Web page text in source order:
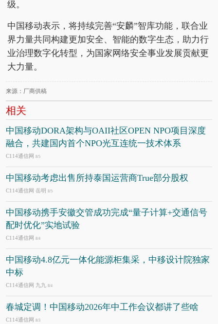
级。
中国移动表示，将持续完善“安麟”智库功能，联合业
界力量共同构建更加安全、智能的数字生态，助力行
业治理数字化转型，为国家网络安全事业发展贡献更
大力量。
来源：厂商供稿
相关
中国移动DORA架构与OAII社区OPEN NPO项目深度
融合，共建国内首个NPO光互连统一技术体系
C114通信网 8/5
中国移动考虑出售所持泰国运营商True部分股权
C114通信网 岳明 8/5
中国移动携手安徽交管成功完成“量子计算+交通信号
配时优化”实地试验
C114通信网 8/4
中国移动4.8亿元一体化能源柜集采，中移设计院独家
中标
C114通信网 九九 8/4
春城定调！中国移动2026年中工作会议都讲了些啥
C114通信网 8/3